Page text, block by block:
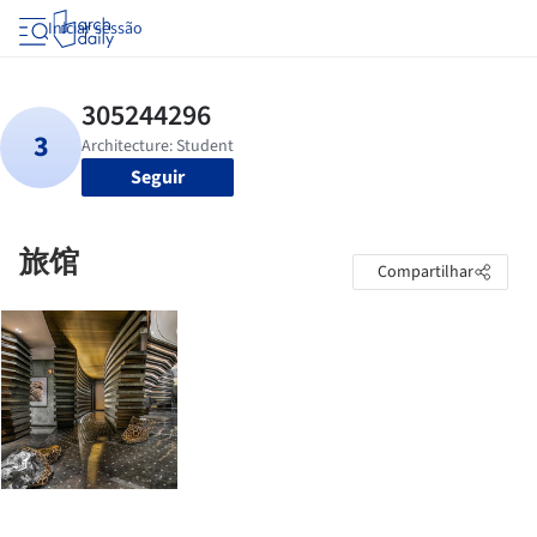
Iniciar sessão
Seguir
旅馆 Compartilhar